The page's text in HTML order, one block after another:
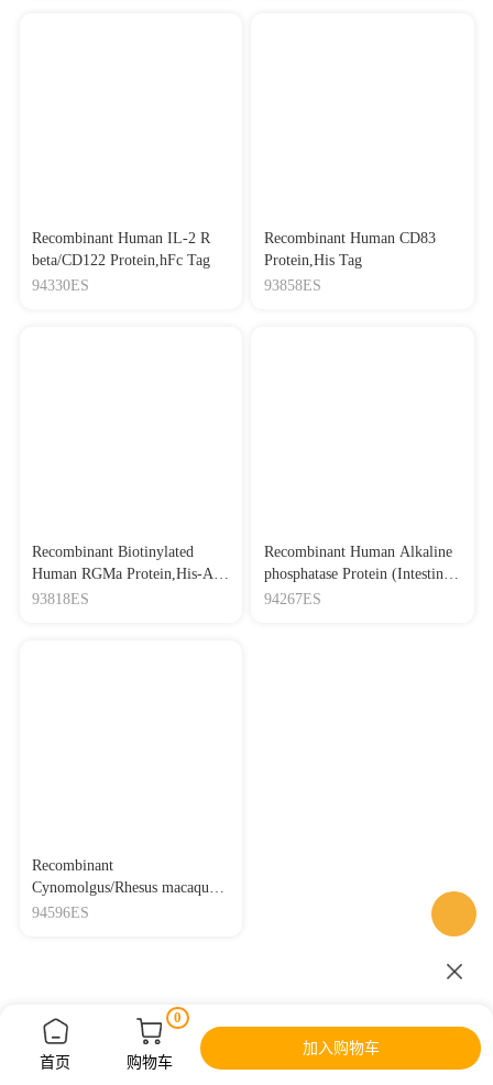
Recombinant Human IL-2 R
beta/CD122 Protein,hFc Tag
94330ES
Recombinant Human CD83
Protein,His Tag
93858ES
Recombinant Biotinylated
Human RGMa Protein,His-Avi
Tag
93818ES
Recombinant Human Alkaline
phosphatase Protein (Intestinal
type) ,His-Flag Tag
94267ES
Recombinant
Cynomolgus/Rhesus macaque
Her3 Protein,His Tag
94596ES
首页 购物车
0
加入购物车